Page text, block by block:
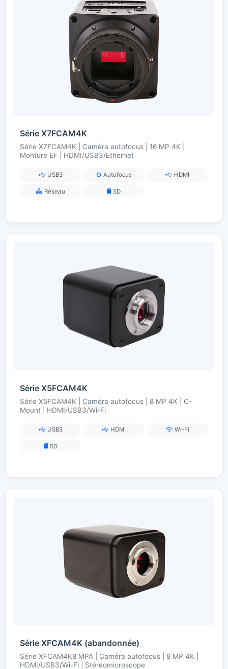
Série X7FCAM4K
Série X7FCAM4K | Caméra autofocus | 16 MP 4K |
Monture EF | HDMI/USB3/Ethernet
USB3 Autofocus HDMI
Réseau SD
Série X5FCAM4K
Série X5FCAM4K | Caméra autofocus | 8 MP 4K | C-
Mount | HDMI/USB3/Wi-Fi
USB3 HDMI Wi-Fi
SD
Série XFCAM4K (abandonnée)
Série XFCAM4K8 MPA | Caméra autofocus | 8 MP 4K |
HDMI/USB3/Wi-Fi | Stéréomicroscope